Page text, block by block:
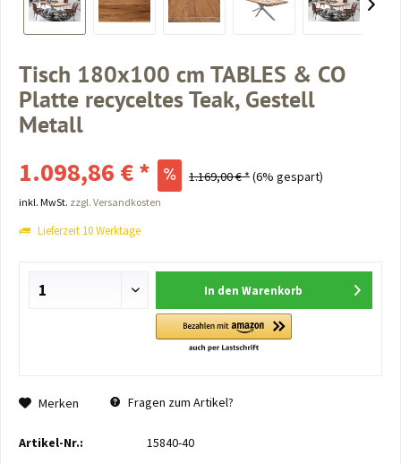
Tisch 180x100 cm TABLES & CO
Platte recyceltes Teak, Gestell
Metall
1.098,86 € * 1.169,00 € *(6% gespart)
inkl. MwSt. zzgl. Versandkosten
Lieferzeit 10 Werktage
In den Warenkorb
Merken Fragen zum Artikel?
Artikel-Nr.: 15840-40